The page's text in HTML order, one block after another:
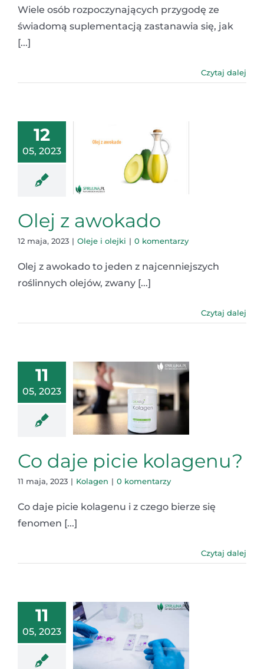
Wiele osób rozpoczynających przygodę ze
świadomą suplementacją zastanawia się, jak
[...]
Czytaj dalej
12
05, 2023
Olej z awokado
12 maja, 2023 | Oleje i olejki | 0 komentarzy
Olej z awokado to jeden z najcenniejszych
roślinnych olejów, zwany [...]
Czytaj dalej
11
05, 2023
Co daje picie kolagenu?
11 maja, 2023 | Kolagen | 0 komentarzy
Co daje picie kolagenu i z czego bierze się
fenomen [...]
Czytaj dalej
11
05, 2023